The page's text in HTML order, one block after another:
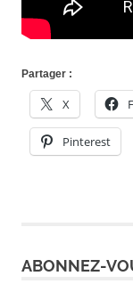
Partager :
X
Pinterest
ABONNEZ-